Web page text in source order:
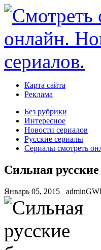
Карта сайта
Реклама
Без рубрики
Интересное
Новости сериалов
Русские сериалы
Сериалы смотреть
Сильная
Январь 05, 2015